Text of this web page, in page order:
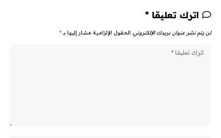
اترك تعليقا *
لن يتم نشر عنوان بريدك الإلكتروني. الحقول الإلزامية مشار إليها بـ *